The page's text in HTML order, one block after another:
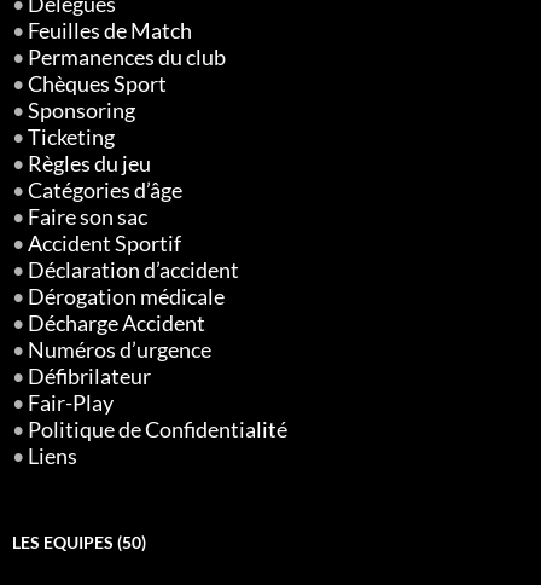
• Feuilles de Match
• Permanences du club
•Chèques Sport
•Sponsoring
•Ticketing
• Règles du jeu
•Catégories d’âge
• Faire son sac
•Accident Sportif
• Déclaration d’accident
• Dérogation médicale
• Décharge Accident
• Numéros d’urgence
• Défibrilateur
• Fair-Play
• Politique de Confidentialité
• Liens
LES EQUIPES (50)